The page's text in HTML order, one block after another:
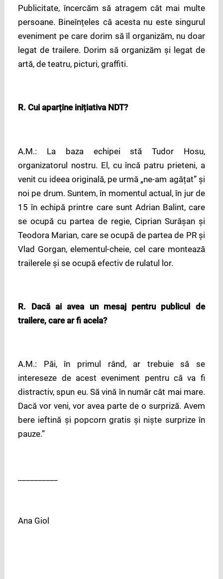
Publicitate, încercăm să atragem cât mai multe
persoane. Bineînțeles că acesta nu este singurul
eveniment pe care dorim să îl organizăm, nu doar
legat de trailere. Dorim să organizăm și legat de
artă, de teatru, picturi, graffiti.
R. Cui aparține inițiativa NDT?
A.M.: La baza echipei stă Tudor Hosu,
organizatorul nostru. El, cu încă patru prieteni, a
venit cu ideea originală, pe urmă „ne-am agățat” și
noi pe drum. Suntem, în momentul actual, în jur de
15 în echipă printre care sunt Adrian Balint, care
se ocupă cu partea de regie, Ciprian Surășan și
Teodora Marian, care se ocupă de partea de PR și
Vlad Gorgan, elementul-cheie, cel care montează
trailerele și se ocupă efectiv de rulatul lor.
R. Dacă ai avea un mesaj pentru publicul de
trailere, care ar fi acela?
A.M.: Păi, în primul rând, ar trebuie să se
intereseze de acest eveniment pentru că va fi
distractiv, spun eu. Să vină în număr cât mai mare.
Dacă vor veni, vor avea parte de o surpriză. Avem
bere ieftină și popcorn gratis și niște surprize în
pauze.”
Ana Giol